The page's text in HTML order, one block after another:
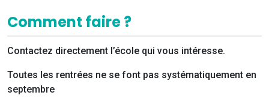
Comment faire ?
Contactez directement l’école qui vous intéresse.
Toutes les rentrées ne se font pas systématiquement en
septembre